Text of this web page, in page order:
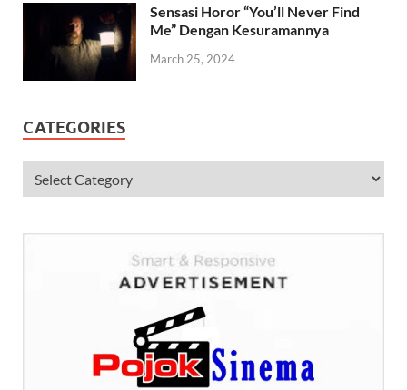
Sensasi Horor “You’ll Never Find
Me” Dengan Kesuramannya
March 25, 2024
CATEGORIES